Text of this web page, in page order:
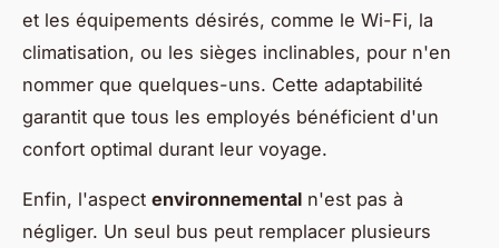
et les équipements désirés, comme le Wi-Fi, la
climatisation, ou les sièges inclinables, pour n'en
nommer que quelques-uns. Cette adaptabilité
garantit que tous les employés bénéficient d'un
confort optimal durant leur voyage.
Enfin, l'aspect environnemental n'est pas à
négliger. Un seul bus peut remplacer plusieurs